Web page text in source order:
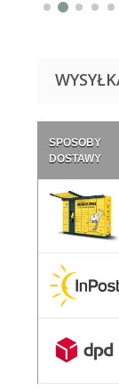
SPOSOBY
DOSTAWY